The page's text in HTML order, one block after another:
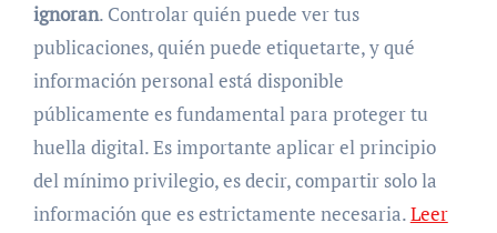
ignoran. Controlar quién puede ver tus
publicaciones, quién puede etiquetarte, y qué
información personal está disponible
públicamente es fundamental para proteger tu
huella digital. Es importante aplicar el principio
del mínimo privilegio, es decir, compartir solo la
información que es estrictamente necesaria.Leer